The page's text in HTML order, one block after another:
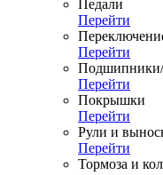
Педали
Перейти
Перейти
Перейти
Покрышки
Перейти
Рули и
Перейти
Тормоза и